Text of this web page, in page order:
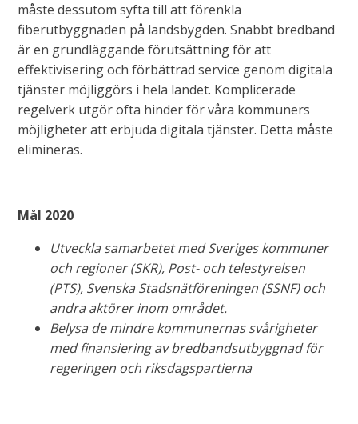
måste dessutom syfta till att förenkla
fiberutbyggnaden på landsbygden. Snabbt bredband
är en grundläggande förutsättning för att
effektivisering och förbättrad service genom digitala
tjänster möjliggörs i hela landet. Komplicerade
regelverk utgör ofta hinder för våra kommuners
möjligheter att erbjuda digitala tjänster. Detta måste
elimineras.
Mål 2020
Utveckla samarbetet med Sveriges kommuner
och regioner (SKR), Post- och telestyrelsen
(PTS), Svenska Stadsnätföreningen (SSNF) och
andra aktörer inom området.
Belysa de mindre kommunernas svårigheter
med finansiering av bredbandsutbyggnad för
regeringen och riksdagspartierna